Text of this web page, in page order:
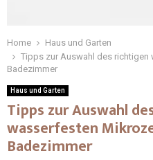
Home
Haus und Garten
Tipps zur Auswahl des
Badezimmer
Haus und Garten
Tipps zur Auswahl
wasserfesten
Badezimmer